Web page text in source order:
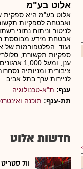
אלוט בע"מ
אלוט בע"מ היא ספקית
ואבטחה לספקיות
לניטור וניתוח נתוני
אבטחת מידע מבוססת
ספקיות תקשורת,
ענן, ומעל
ציבורית ומניותיה
לניירות ערך בתל אביב.
ענף: ת"א-טכנולוגיה
תת-ענף: תוכנה
חדשות אלוט
וול